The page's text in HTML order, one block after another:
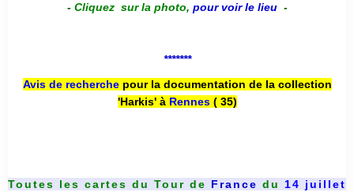
- Cliquez sur la photo, pour voir le lieu -
*******
Avis de recherche pour la documentation de la collection
'Harkis' à Rennes( 35)
Toutes les cartes du Tour de France du 14 juillet